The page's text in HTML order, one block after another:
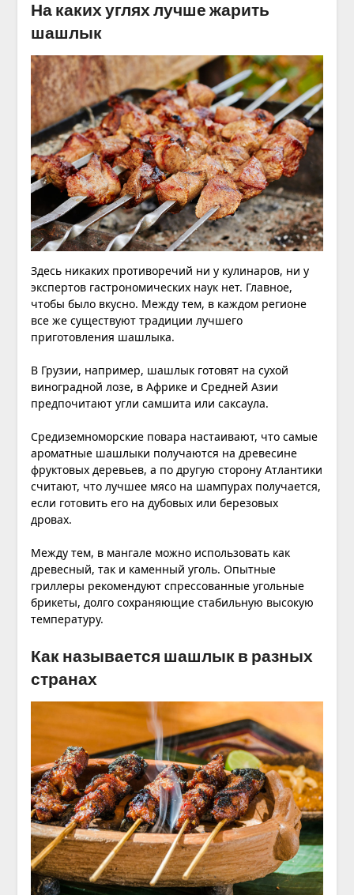
На каких углях лучше жарить
шашлык
Здесь никаких противоречий ни у кулинаров, ни у
экспертов гастрономических наук нет. Главное,
чтобы было вкусно. Между тем, в каждом регионе
все же существуют традиции лучшего
приготовления шашлыка.
В Грузии, например, шашлык готовят на сухой
виноградной лозе, в Африке и Средней Азии
предпочитают угли самшита или саксаула.
Средиземноморские повара настаивают, что самые
ароматные шашлыки получаются на древесине
фруктовых деревьев, а по другую сторону Атлантики
считают, что лучшее мясо на шампурах получается,
если готовить его на дубовых или березовых
дровах.
Между тем, в мангале можно использовать как
древесный, так и каменный уголь. Опытные
гриллеры рекомендуют спрессованные угольные
брикеты, долго сохраняющие стабильную высокую
температуру.
Как называется шашлык в разных
странах